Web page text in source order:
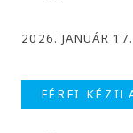
2026. JANUÁR
FÉRFI